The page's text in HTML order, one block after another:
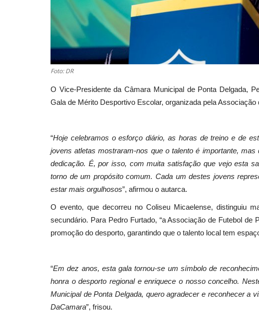
Foto: DR
O Vice-Presidente da Câmara Municipal de Ponta Delgada,
Gala de Mérito Desportivo Escolar, organizada pela
“Hoje celebramos o esforço diário, as horas de treino e de
jovens atletas mostraram-nos que o talento é importante,
dedicação. É, por isso, com muita satisfação que vejo esta
torno de um propósito comum. Cada um destes jovens
estar mais orgulhosos”, afirmou o autarca.
O evento, que decorreu no Coliseu Micaelense, distinguiu
secundário. Para Pedro Furtado, “a Associação de Futebol
promoção do desporto, garantindo que o talento local tem
“Em dez anos, esta gala tornou-se um símbolo de
honra o desporto regional e enriquece o nosso concelho.
Municipal de Ponta Delgada, quero agradecer e reconhecer a
DaCamara”, frisou.